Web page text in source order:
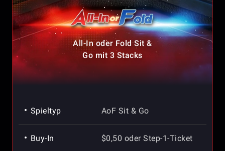
All-In oder Fold Sit &
Go mit 3 Stacks
Spieltyp AoF Sit & Go
Buy-In $0,50 oder Step-1-Ticket